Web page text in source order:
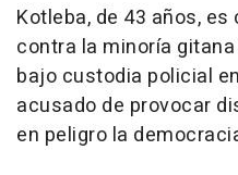
Kotleba, de 43 años,
contra la minoría
bajo custodia policial
acusado de provocar
en peligro la